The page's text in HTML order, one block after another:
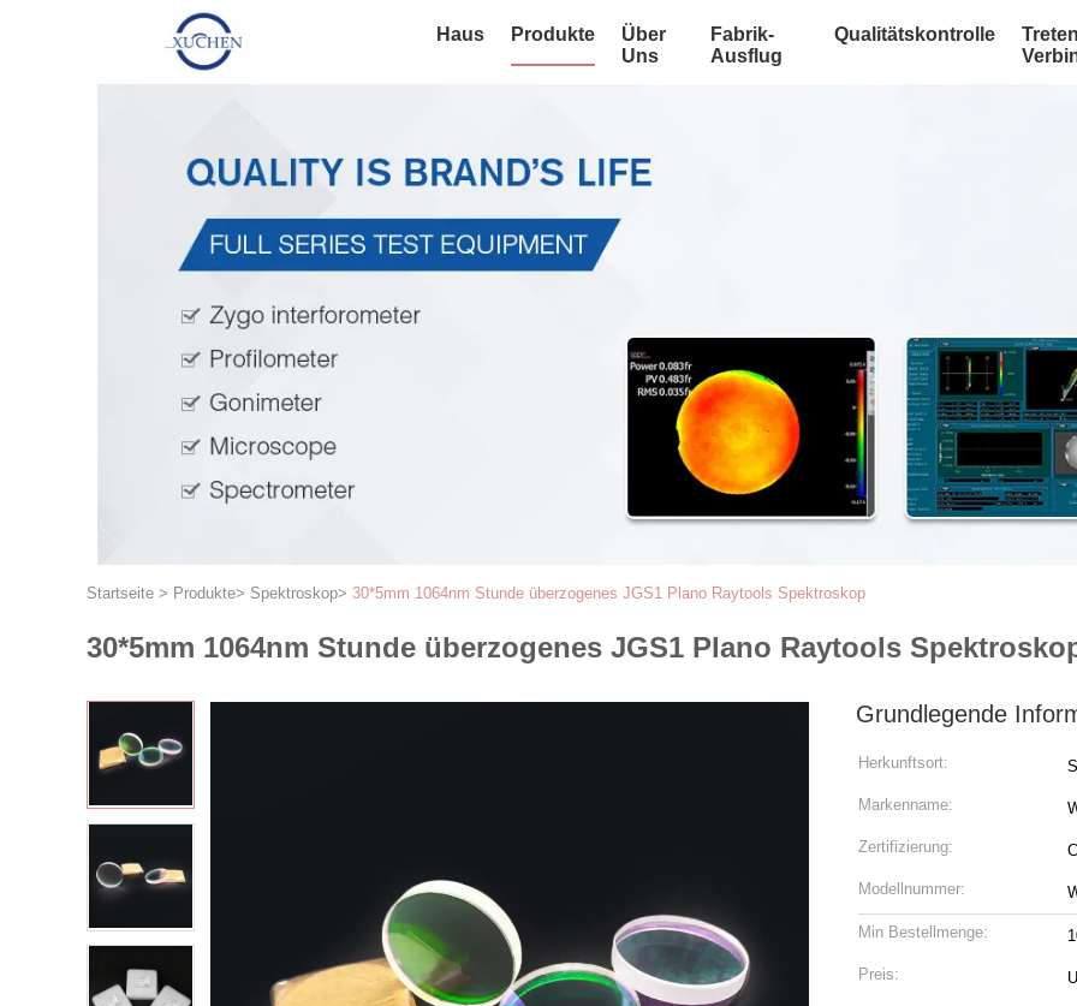
Haus Produkte
Über
Uns
Fabrik-
Ausflug
Qualitätskontrolle
Startseite > Produkte> Spektroskop> 30*5mm 1064nm Stunde überzogenes JGS1 Plano Raytools Spektroskop
30*5mm 1064nm Stunde überzogenes JGS1 Plano Raytools
Grundlegende
Herkunftsort:
Markenname:
Zertifizierung:
Modellnummer:
Min Bestellmenge:
Preis: